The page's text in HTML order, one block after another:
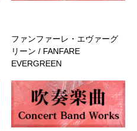
ファンファーレ・エヴァーグ
リーン / FANFARE
EVERGREEN